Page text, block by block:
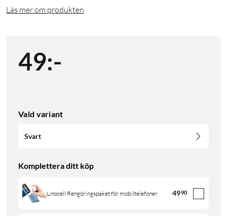
Läs mer om produkten
49:-
Vald variant
Svart
Komplettera ditt köp
Linocell Rengöringspaket för mobiltelefoner 4990